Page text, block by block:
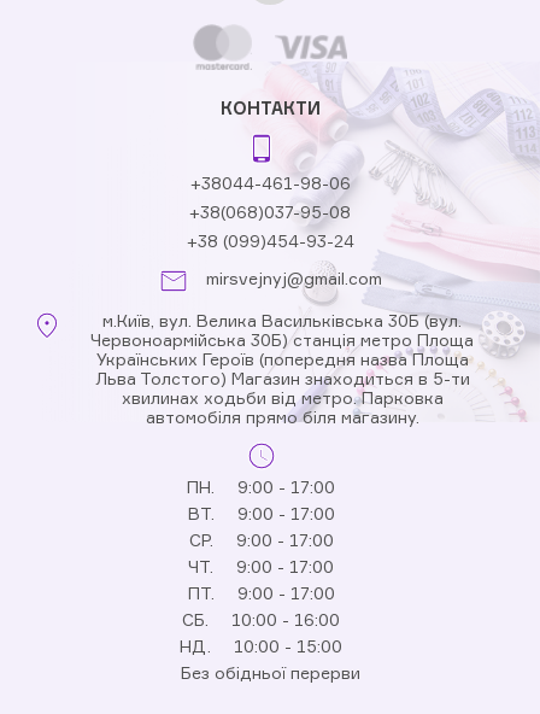
КОНТАКТИ
+38044-461-98-06
+38(068)037-95-08
+38 (099)454-93-24
mirsvejnyj@gmail.com
м.Київ, вул. Велика Васильківська 30Б (вул.
Червоноармійська 30Б) станція метро Площа
Українських Героїв (попередня назва Площа
Льва Толстого) Магазин знаходиться в 5-ти
хвилинах ходьби від метро. Парковка
автомобіля прямо біля магазину.
ПН.
9:00 - 17:00
ВТ.
9:00 - 17:00
СР.
9:00 - 17:00
ЧТ.
9:00 - 17:00
ПТ.
9:00 - 17:00
СБ.
10:00 - 16:00
НД.
10:00 - 15:00
Без обідньої перерви